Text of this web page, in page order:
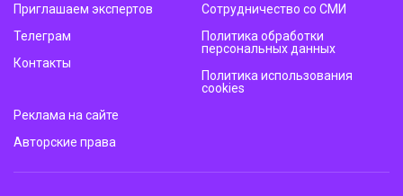
Приглашаем экспертов
Телеграм
Контакты
Сотрудничество со СМИ
Политика обработки
персональных данных
Политика использования
cookies
Реклама на сайте
Авторские права